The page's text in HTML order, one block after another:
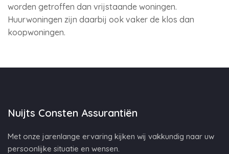
worden getroffen dan vrijstaande woningen.
Huurwoningen zijn daarbij ook vaker de klos dan
koopwoningen.
Nuijts Consten Assurantiën
Met onze jarenlange ervaring kijken wij vakkundig naar uw
persoonlijke situatie en wensen.